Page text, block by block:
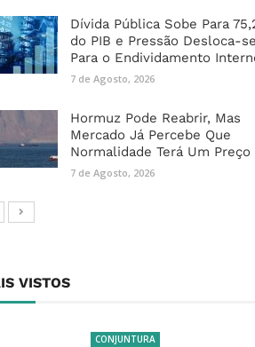
Dívida Pública Sobe Para
do PIB e Pressão Desloca-se
Para o Endividamento
7 de Agosto, 2026
Hormuz Pode Reabrir, Mas
Mercado Já Percebe Que
Normalidade Terá Um Preço
7 de Agosto, 2026
VISTOS
CONJUNTURA